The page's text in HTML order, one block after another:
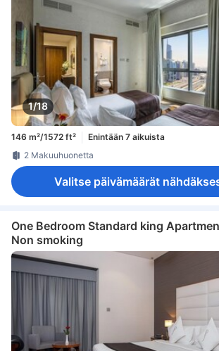
1/18
146 m²/1572 ft²
Enintään 7 aikuista
2 Makuuhuonetta
Valitse päivämäärät
One Bedroom Standard king
Non smoking